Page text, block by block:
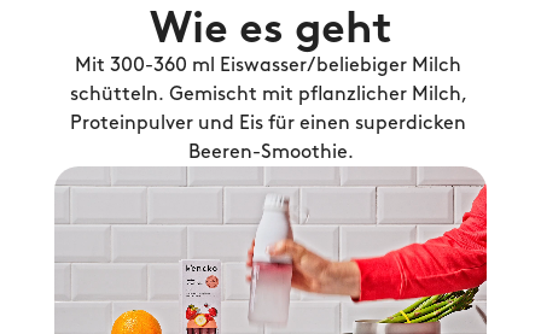
Wie es geht
Mit 300-360 ml Eiswasser/beliebiger Milch
schütteln. Gemischt mit pflanzlicher Milch,
Proteinpulver und Eis für einen superdicken
Beeren-Smoothie.